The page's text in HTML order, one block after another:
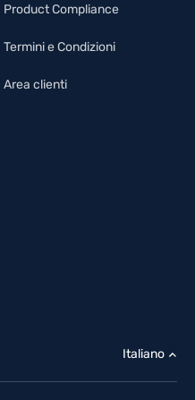
Product Compliance
Termini e Condizioni
Area clienti
Italiano